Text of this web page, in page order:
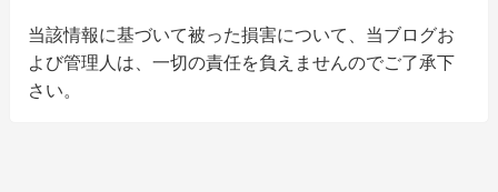
当該情報に基づいて被った損害について、当ブログお
よび管理人は、一切の責任を負えませんのでご了承下
さい。